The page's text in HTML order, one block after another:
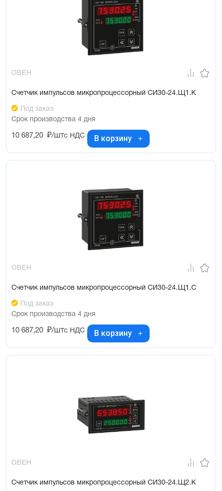
ОВЕН
Счетчик импульсов микропроцессорный СИ30-24.Щ1.К
Под заказ
Срок производства 4 дня
10 687,20 ₽/штс НДС В корзину
ОВЕН
Счетчик импульсов микропроцессорный СИ30-24.Щ1.С
Под заказ
Срок производства 4 дня
10 687,20 ₽/штс НДС В корзину
ОВЕН
Счетчик импульсов микропроцессорный СИ30-24.Щ2.К